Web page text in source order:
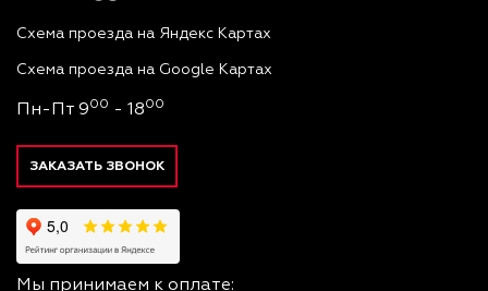
Схема проезда на Яндекс Картах
Схема проезда на Google Картах
Пн-Пт 900 - 1800
ЗАКАЗАТЬ ЗВОНОК
Мы принимаем к оплате: